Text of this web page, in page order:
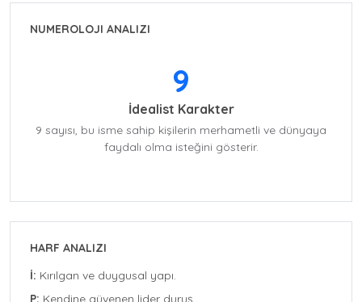
NUMEROLOJI ANALIZI
9
İdealist Karakter
9 sayısı, bu isme sahip kişilerin merhametli ve dünyaya
faydalı olma isteğini gösterir.
HARF ANALIZI
İ: Kırılgan ve duygusal yapı.
P: Kendine güvenen lider duruş.